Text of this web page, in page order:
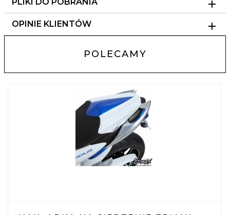
OPINIE KLIENTÓW
POLECAMY